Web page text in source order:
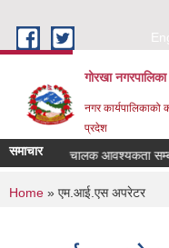
गोरखा नगरपालिका
नगर कार्यपालिकाको
प्रदेश
समाचारसवारी चालक आवश्यकता
You are here
Home » एम.आई.एस अपरेटर